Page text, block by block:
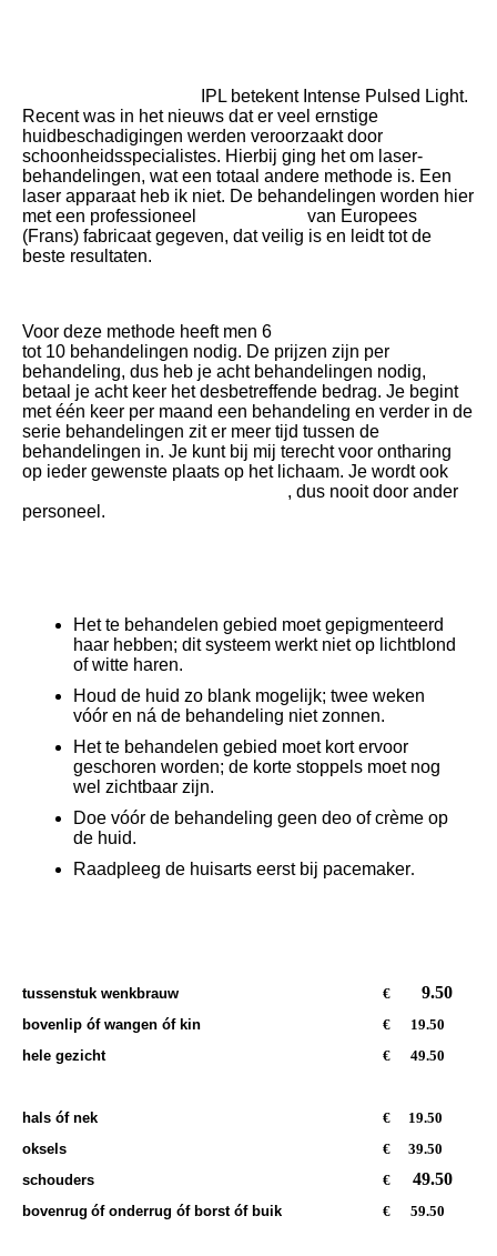
IPL betekent Intense Pulsed Light.
Recent was in het nieuws dat er veel ernstige
huidbeschadigingen werden veroorzaakt door
schoonheidsspecialistes. Hierbij ging het om laser-
behandelingen, wat een totaal andere methode is. Een
laser apparaat heb ik niet. De behandelingen worden hier
met een professioneel
van Europees
(Frans) fabricaat gegeven, dat veilig is en leidt tot de
beste resultaten.
Voor deze methode heeft men 6
tot 10 behandelingen nodig. De prijzen zijn per
behandeling, dus heb je acht behandelingen nodig,
betaal je acht keer het desbetreffende bedrag. Je begint
met één keer per maand een behandeling en verder in de
serie behandelingen zit er meer tijd tussen de
behandelingen in. Je kunt bij mij terecht voor ontharing
op ieder gewenste plaats op het lichaam. Je wordt ook
, dus nooit door ander
personeel.
Het te behandelen gebied moet gepigmenteerd
haar hebben; dit systeem werkt niet op lichtblond
of witte haren.
Houd de huid zo blank mogelijk; twee weken
vóór en ná de behandeling niet zonnen.
Het te behandelen gebied moet kort ervoor
geschoren worden; de korte stoppels moet nog
wel zichtbaar zijn.
Doe vóór de behandeling geen deo of crème op
de huid.
Raadpleeg de huisarts eerst bij pacemaker.
tussenstuk wenkbrauw € 9.50
bovenlip óf wangen óf kin €
19.50
hele gezicht
€ 49.50
hals óf nek €
19.50
oksels
€
39.50
schouders
€ 49.50
bovenrug óf onderrug óf borst óf buik € 59.50